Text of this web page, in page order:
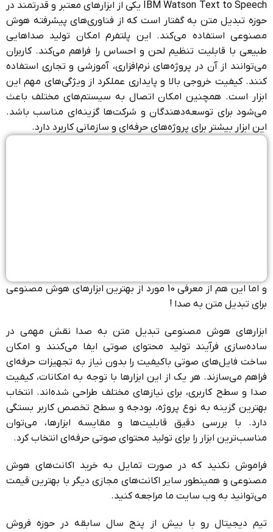
IBM Watson Text to Speech یکی از ابزارهای معتبر و قدرتمند در
حوزه تبدیل متن به گفتار است که از فناوری‌های پیشرفته هوش
مصنوعی استفاده می‌کند. این پلتفرم امکان تولید صداهایی
طبیعی با قابلیت تنظیم لحن و احساس را فراهم می‌کند. کاربران
می‌توانند از آن در پروژه‌های نرم‌افزاری، آموزشی و تجاری استفاده
کنند. کیفیت خروجی بالا و پایداری عملکرد از ویژگی‌های مهم این
ابزار است. همچنین امکان اتصال به سیستم‌های مختلف باعث
می‌شود برای توسعه‌دهندگان و شرکت‌ها گزینه‌ای مناسب باشد.
این ابزار بیشتر برای پروژه‌های حرفه‌ای و سازمانی کاربرد دارد.
و اما این هم از معرفی 10 مورد از بهترین ابزارهای هوش مصنوعی
برای تبدیل متن به صدا !
ابزارهای هوش مصنوعی تبدیل متن به صدا نقش مهمی در
ساده‌سازی فرآیند تولید محتوای صوتی ایفا می‌کنند و امکان
ساخت فایل‌های صوتی باکیفیت را بدون نیاز به تجهیزات حرفه‌ای
فراهم می‌سازند. هر یک از این ابزارها با توجه به امکانات، کیفیت
صدا و سطح کاربری، برای نیازهای مختلف طراحی شده‌اند. انتخاب
بهترین گزینه به نوع پروژه، بودجه و سطح تخصص کاربر بستگی
دارد. با بررسی دقیق قابلیت‌ها و مقایسه ابزارها، می‌توان
مناسب‌ترین ابزار را برای تولید محتوای صوتی حرفه‌ای انتخاب کرد.
فراموش نکنید که در صورت تمایل به خرید اکانت‌های هوش
مصنوعی و همینطور سایر اکانت‌های مجازی دیگر با بهترین قیمت
می‌توانید به وب سایت ما مراجعه کنید.
تیم دیجیتال رو با بیش از پنج سال سابقه در حوزه فروش